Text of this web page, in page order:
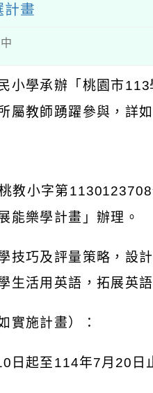
畫
小學承辦「桃園市113
屬教師踴躍參與，詳
教小字第 1130123708
能樂學計畫」辦理。
技巧及評量策略，設
生活用英語，拓展英
實施計畫）：
日起至114年7月 20 日